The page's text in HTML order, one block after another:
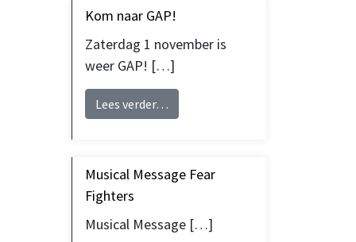
Kom naar GAP!
Zaterdag 1 november is
weer GAP! […]
Lees verder…
Musical Message Fear
Fighters
Musical Message […]